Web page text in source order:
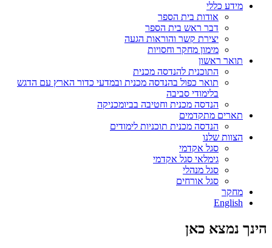
מידע כללי
אודות בית הספר
דבר ראש בית הספר
יצירת קשר והוראות הגעה
מימון מחקר וחסויות
תואר ראשון
התוכנית להנדסה מכנית
תואר כפול בהנדסה מכנית ובמדעי כדור הארץ עם הדגש
בלימודי סביבה
הנדסה מכנית וחטיבה בביומכניקה
תארים מתקדמים
הנדסה מכנית תוכניות לימודים
הצוות שלנו
סגל אקדמי
גימלאי סגל אקדמי
סגל מנהלי
סגל אורחים
מחקר
English
הינך נמצא כאן